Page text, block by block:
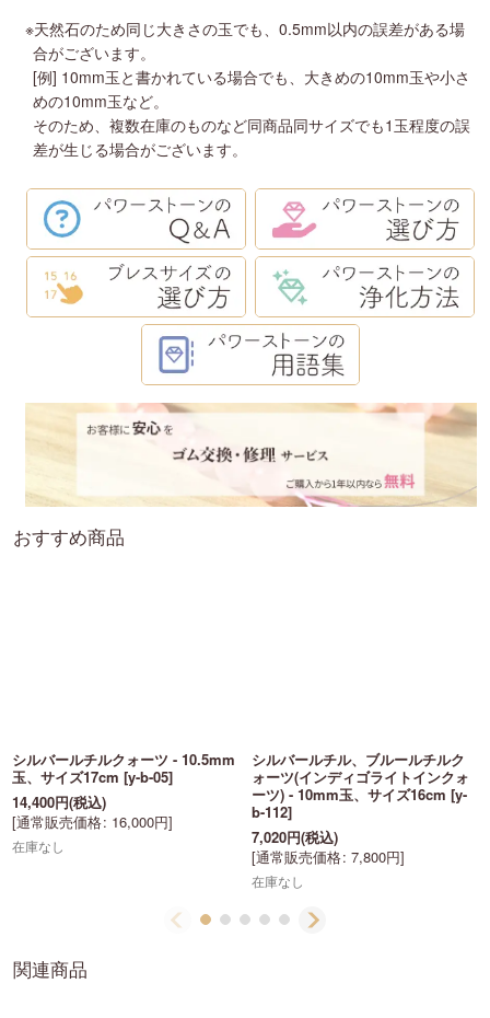
※天然石のため同じ大きさの玉でも、0.5mm以内の誤差がある場
合がございます。
[例] 10mm玉と書かれている場合でも、大きめの10mm玉や小さ
めの10mm玉など。
そのため、複数在庫のものなど同商品同サイズでも1玉程度の誤
差が生じる場合がございます。
おすすめ商品
シルバールチルクォーツ - 10.5mm
玉、サイズ17cm [y-b-05]
14,400円(税込)
[通常販売価格: 16,000円]
在庫なし
シルバールチル、ブルールチルク
ォーツ(インディゴライトインクォ
ーツ) - 10mm玉、サイズ16cm [y-
b-112]
7,020円(税込)
[通常販売価格: 7,800円]
在庫なし
関連商品